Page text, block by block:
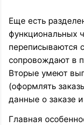
Еще есть
функциональных
переписываются
сопровождают в
Вторые умеют
(оформлять
данные о заказе
Главная